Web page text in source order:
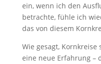
ein, wenn ich den
betrachte, fühle ich
das von diesem
Wie gesagt,
eine neue Erfahrung –